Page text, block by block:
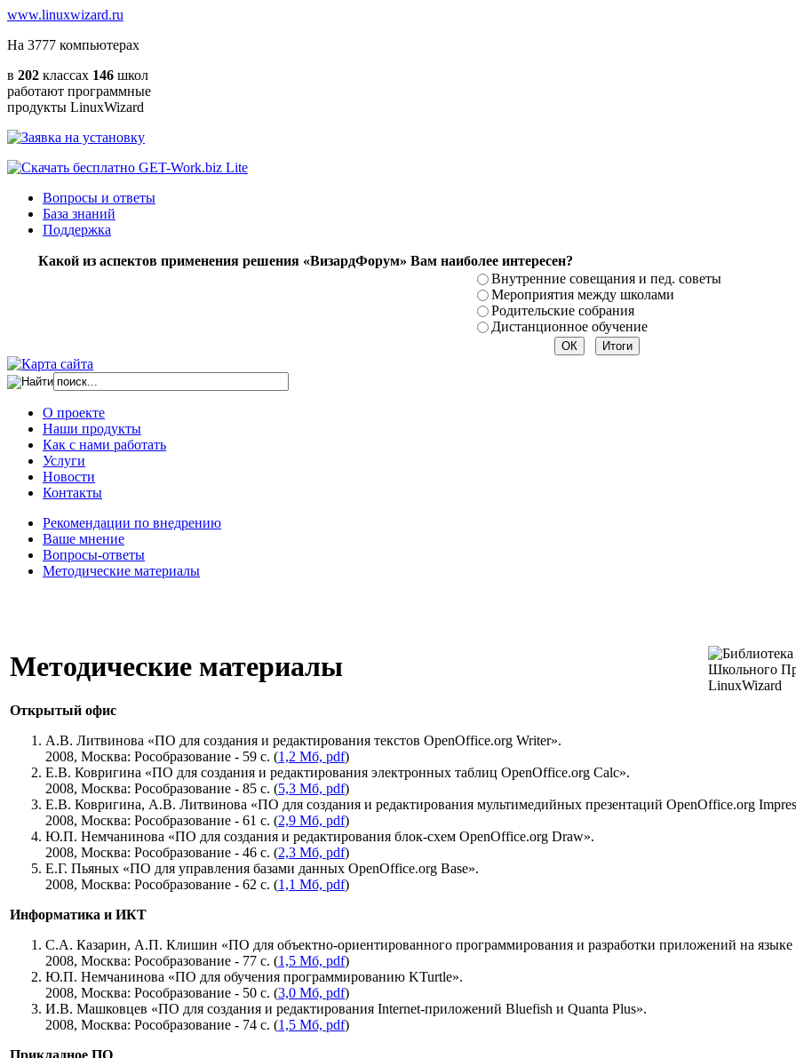
www.linuxwizard.ru
На 3777 компьютерах
в 202 классах 146 школ
работают программные
продукты LinuxWizard
Вопросы и ответы
База знаний
Поддержка
Какой из аспектов применения решения «ВизардФорум» Вам наиболее интересен?
Внутренние совещания и пед. советы
Мероприятия между школами
Родительские собрания
Дистанционное обучение
О проекте
Наши продукты
Как с нами работать
Услуги
Новости
Контакты
Рекомендации по внедрению
Ваше мнение
Вопросы-ответы
Методические материалы
Методические материалы
Открытый офис
А.В. Литвинова «ПО для создания и редактирования текстов OpenOffice.org Writer».
2008, Москва: Рособразование - 59 с. (1,2 Мб, pdf)
Е.В. Ковригина «ПО для создания и редактирования электронных таблиц OpenOffice.org Calc».
2008, Москва: Рособразование - 85 с. (5,3 Мб, pdf)
Е.В. Ковригина, А.В. Литвинова «ПО для создания и редактирования мультимедийных презентаций OpenOffice.org
2008, Москва: Рособразование - 61 с. (2,9 Мб, pdf)
Ю.П. Немчанинова «ПО для создания и редактирования блок-схем OpenOffice.org Draw».
2008, Москва: Рособразование - 46 с. (2,3 Мб, pdf)
Е.Г. Пьяных «ПО для управления базами данных OpenOffice.org Base».
2008, Москва: Рособразование - 62 с. (1,1 Мб, pdf)
Информатика и ИКТ
С.А. Казарин, А.П. Клишин «ПО для объектно-ориентированного программирования и разработки приложений на языке
2008, Москва: Рособразование - 77 с. (1,5 Мб, pdf)
Ю.П. Немчанинова «ПО для обучения программированию KTurtle».
2008, Москва: Рособразование - 50 с. (3,0 Мб, pdf)
И.В. Машковцев «ПО для создания и редактирования Internet-приложений Bluefish и Quanta Plus».
2008, Москва: Рособразование - 74 с. (1,5 Мб, pdf)
Прикладное ПО